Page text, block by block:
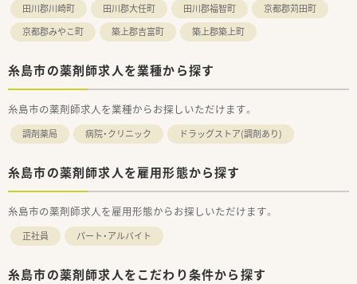
田川郡川崎町
田川郡大任町 田川郡福智町
京都郡苅田町
京都郡みやこ町
築上郡吉富町 築上郡築上町
糸島市の薬剤師求人を業種から探す
糸島市の薬剤師求人を業種からお探しいただけます。
調剤薬局 病院・クリニック ドラッグストア(調剤あり)
糸島市の薬剤師求人を雇用形態から探す
糸島市の薬剤師求人を雇用形態からお探しいただけます。
正社員 パート・アルバイト
糸島市の薬剤師求人をこだわり条件から探す